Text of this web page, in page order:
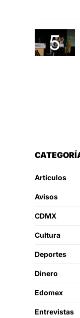
Artículos
Avisos
CDMX
Cultura
Deportes
Dinero
Edomex
Entrevistas